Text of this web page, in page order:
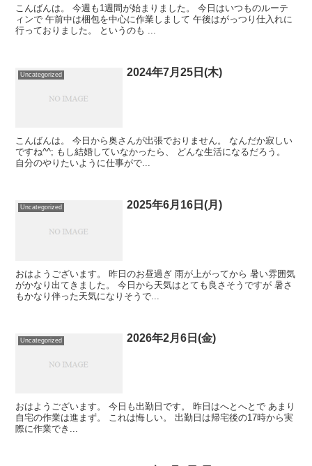
こんばんは。 今週も1週間が始まりました。 今日はいつものルーテ
ィンで 午前中は梱包を中心に作業しまして 午後はがっつり仕入れに
行っておりました。 というのも ...
Uncategorized 2024年7月25日(木)
こんばんは。 今日から奥さんが出張でおりません。 なんだか寂しい
ですね^^; もし結婚していなかったら、 どんな生活になるだろう。
自分のやりたいように仕事がで...
Uncategorized 2025年6月16日(月)
おはようございます。 昨日のお昼過ぎ 雨が上がってから 暑い雰囲気
がかなり出てきました。 今日から天気はとても良さそうですが 暑さ
もかなり伴った天気になりそうで...
Uncategorized 2026年2月6日(金)
おはようございます。 今日も出勤日です。 昨日はへとへとで あまり
自宅の作業は進まず。 これは悔しい。 出勤日は帰宅後の17時から実
際に作業でき...